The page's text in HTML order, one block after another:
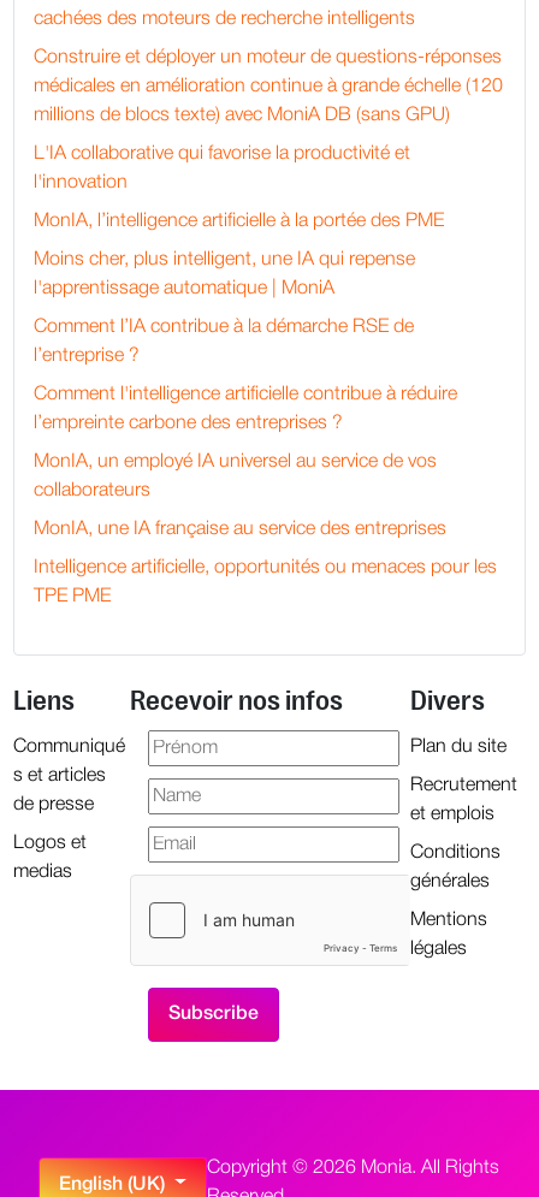
cachées des moteurs de recherche intelligents
Construire et déployer un moteur de questions-réponses
médicales en amélioration continue à grande échelle (120
millions de blocs texte) avec MoniA DB (sans GPU)
L'IA collaborative qui favorise la productivité et
l'innovation
MonIA, l’intelligence artificielle à la portée des PME
Moins cher, plus intelligent, une IA qui repense
l'apprentissage automatique | MoniA
Comment l’IA contribue à la démarche RSE de
l’entreprise ?
Comment l'intelligence artificielle contribue à réduire
l’empreinte carbone des entreprises ?
MonIA, un employé IA universel au service de vos
collaborateurs
MonIA, une IA française au service des entreprises
Intelligence artificielle, opportunités ou menaces pour les
TPE PME
Liens
Communiqué
s et articles
de presse
Logos et
medias
Recevoir nos infos Divers
Plan du site
Recrutement
et emplois
Conditions
générales
Mentions
légales
Select your language
English (UK)
Copyright © 2026 Monia. All Rights